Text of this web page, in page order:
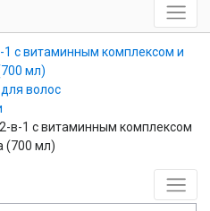
с витаминным комплексом и
мл)
для волос
в-1 с витаминным комплексом
(700 мл)